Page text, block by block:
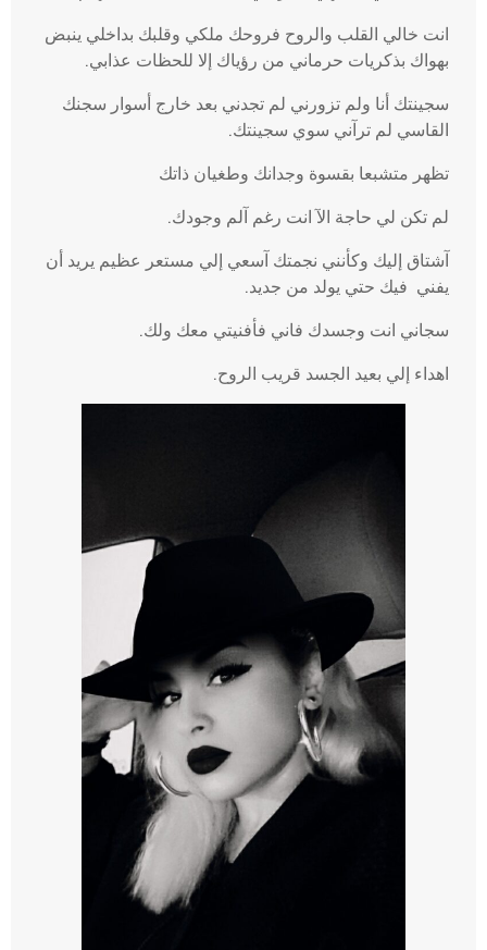
انت خالي القلب والروح فروحك ملكي وقلبك بداخلي ينبض
بهواك بذكريات حرماني من رؤياك إلا للحظات عذابي.
سجينتك أنا ولم تزورني لم تجدني بعد خارج أسوار سجنك
القاسي لم ترآني سوي سجينتك.
تظهر متشبعا بقسوة وجدانك وطغيان ذاتك
لم تكن لي حاجة الآ انت رغم آلم وجودك.
آشتاق إليك وكأنني نجمتك آسعي إلي مستعر عظيم يريد أن
يفني فيك حتي يولد من جديد.
سجاني انت وجسدك فاني فأفنيتي معك ولك.
اهداء إلي بعيد الجسد قريب الروح.